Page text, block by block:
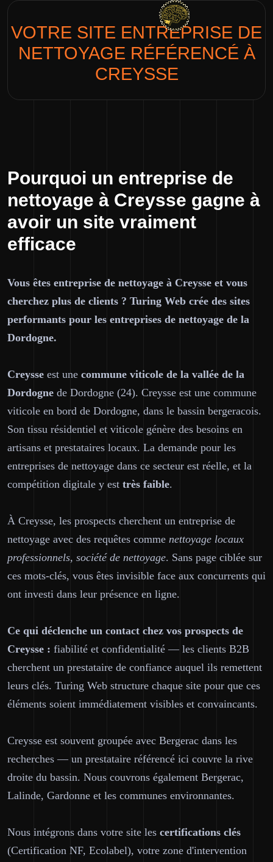
VOTRE SITE ENTREPRISE DE
NETTOYAGE RÉFÉRENCÉ À
CREYSSE
Pourquoi un entreprise de
nettoyage à Creysse gagne à
avoir un site vraiment
efficace
Vous êtes entreprise de nettoyage à Creysse et vous
cherchez plus de clients ? Turing Web crée des sites
performants pour les entreprises de nettoyage de la
Dordogne.
Creysse est une commune viticole de la vallée de la
Dordogne de Dordogne (24). Creysse est une commune
viticole en bord de Dordogne, dans le bassin bergeracois.
Son tissu résidentiel et viticole génère des besoins en
artisans et prestataires locaux. La demande pour les
entreprises de nettoyage dans ce secteur est réelle, et la
compétition digitale y est très faible.
À Creysse, les prospects cherchent un entreprise de
nettoyage avec des requêtes comme nettoyage locaux
professionnels, société de nettoyage. Sans page ciblée sur
ces mots-clés, vous êtes invisible face aux concurrents qui
ont investi dans leur présence en ligne.
Ce qui déclenche un contact chez vos prospects de
Creysse : fiabilité et confidentialité — les clients B2B
cherchent un prestataire de confiance auquel ils remettent
leurs clés. Turing Web structure chaque site pour que ces
éléments soient immédiatement visibles et convaincants.
Creysse est souvent groupée avec Bergerac dans les
recherches — un prestataire référencé ici couvre la rive
droite du bassin. Nous couvrons également Bergerac,
Lalinde, Gardonne et les communes environnantes.
Nous intégrons dans votre site les certifications clés
(Certification NF, Ecolabel), votre zone d'intervention